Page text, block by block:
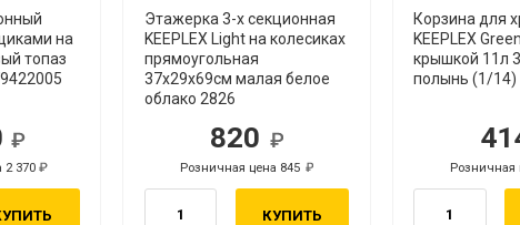
на
топаз
2 370
Этажерка 3-х секционная
KEEPLEX Light на колесиках
прямоугольная
37х29х69см малая белое
облако 2826
820
Розничная цена 845
КУПИТЬ
Корзина для
KEEPLEX
крышкой 11л
полынь (1/14)
Розничная
руб.
руб.
руб.